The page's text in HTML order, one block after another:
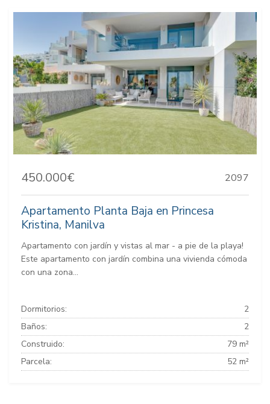
450.000€ 2097
Apartamento Planta Baja en Princesa
Kristina, Manilva
Apartamento con jardín y vistas al mar - a pie de la playa!
Este apartamento con jardín combina una vivienda cómoda
con una zona...
Dormitorios:
2
Baños:
2
Construido:
79 m²
Parcela:
52 m²